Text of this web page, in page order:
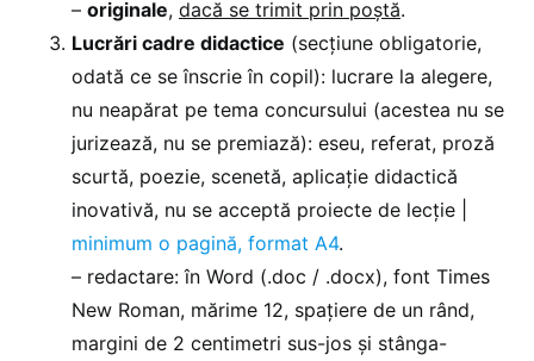
– originale, dacă se trimit prin poștă.
Lucrări cadre didactice (secțiune obligatorie,
odată ce se înscrie în copil): lucrare la alegere,
nu neapărat pe tema concursului (acestea nu se
jurizează, nu se premiază): eseu, referat, proză
scurtă, poezie, scenetă, aplicație didactică
inovativă, nu se acceptă proiecte de lecție |
minimum o pagină, format A4.
– redactare: în Word (.doc / .docx), font Times
New Roman, mărime 12, spațiere de un rând,
margini de 2 centimetri sus-jos și stânga-